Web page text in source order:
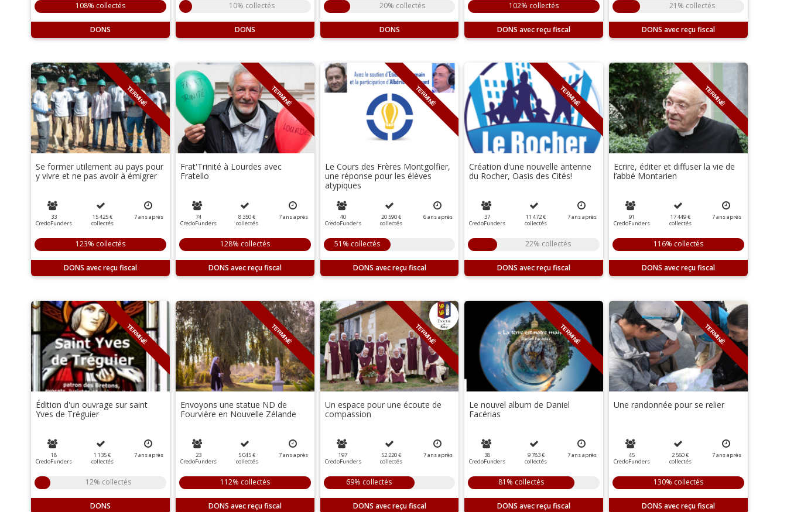
108% collectés
DONS
10% collectés
DONS
20% collectés
DONS
102% collectés
DONS
21% collectés
DONS
TERMINÉ
Se former utilement au pays pour
y vivre et ne pas avoir à émigrer
33
CredoFunders
15 425 €
collectés
7ansaprès
123% collectés
DONS
TERMINÉ
Frat'Trinité à Lourdes avec
Fratello
74
CredoFunders
8 350 €
collectés
7ansaprès
128% collectés
DONS
TERMINÉ
Le Cours des Frères Montgolfier,
une réponse pour les élèves
atypiques
40
CredoFunders
20 590 €
collectés
6ansaprès
51% collectés
DONS
TERMINÉ
Création d'une nouvelle antenne
du Rocher, Oasis des Cités!
37
CredoFunders
11 472 €
collectés
7ansaprès
22% collectés
DONS
TERMINÉ
Ecrire, éditer et diffuser la vie de
l’abbé Montarien
91
CredoFunders
17 449 €
collectés
7ansaprès
116% collectés
DONS
TERMINÉ
Édition d'un ouvrage sur saint
Yves de Tréguier
18
CredoFunders
1 135 €
collectés
7ansaprès
12% collectés
DONS
TERMINÉ
Envoyons une statue ND de
Fourvière en Nouvelle Zélande
23
CredoFunders
5 045 €
collectés
7ansaprès
112% collectés
DONS
TERMINÉ
Un espace pour une écoute de
compassion
197
CredoFunders
52 220 €
collectés
7ansaprès
69% collectés
DONS
TERMINÉ
Le nouvel album de Daniel
Facérias
38
CredoFunders
9 783 €
collectés
7ansaprès
81% collectés
DONS
TERMINÉ
Une randonnée pour se relier
45
CredoFunders
2 560 €
collectés
7ansaprès
130% collectés
DONS